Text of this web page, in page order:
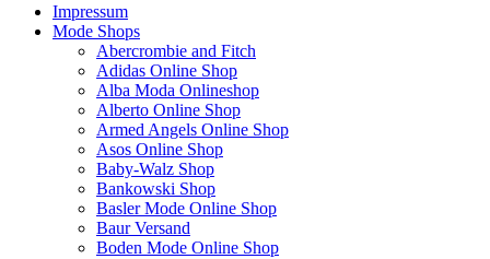
Impressum
Mode Shops
Abercrombie and Fitch
Adidas Online Shop
Alba Moda Onlineshop
Alberto Online Shop
Armed Angels Online Shop
Asos Online Shop
Baby-Walz Shop
Bankowski Shop
Basler Mode Online Shop
Baur Versand
Boden Mode Online Shop